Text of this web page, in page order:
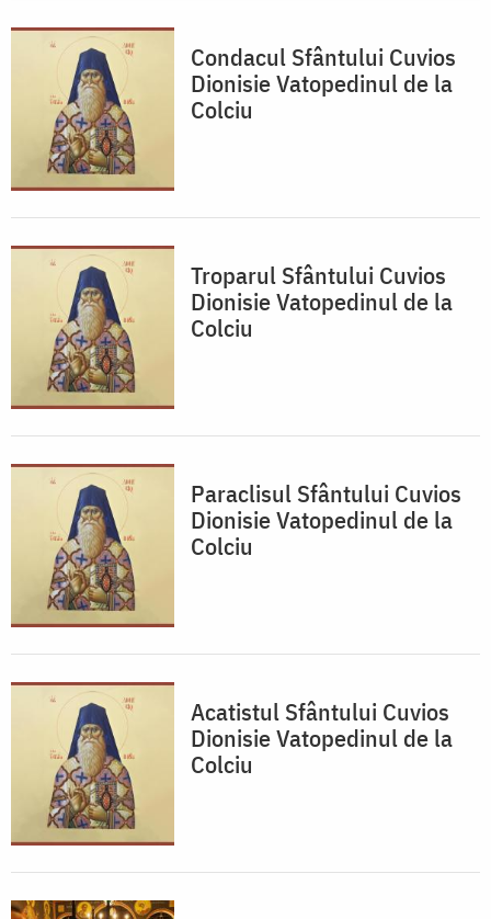
Condacul Sfântului Cuvios
Dionisie Vatopedinul de la
Colciu
Troparul Sfântului Cuvios
Dionisie Vatopedinul de la
Colciu
Paraclisul Sfântului Cuvios
Dionisie Vatopedinul de la
Colciu
Acatistul Sfântului Cuvios
Dionisie Vatopedinul de la
Colciu